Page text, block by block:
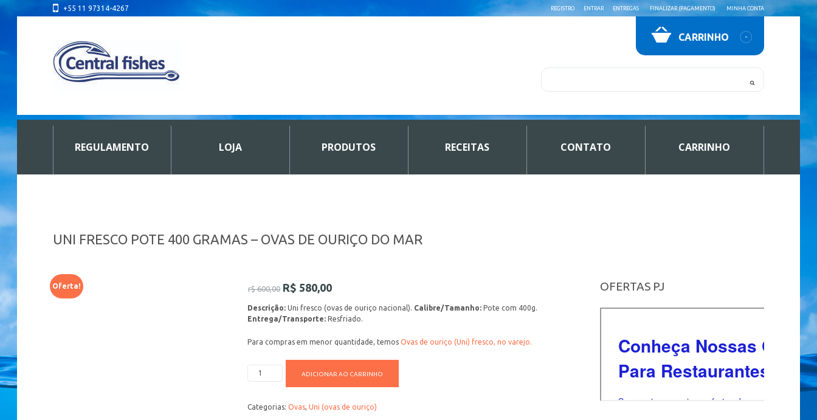
+55 11 97314-4267 REGISTRO ENTRAR ENTREGAS FINALIZAR (PAGAMENTO) MINHA CONTA
CARRINHO
REGULAMENTO LOJA PRODUTOS RECEITAS CONTATO CARRINHO
UNI FRESCO POTE 400 GRAMAS – OVAS DE OURIÇO DO MAR
Oferta! r$600,00 R$ 580,00
Descrição: Uni fresco (ovas de ouriço nacional). Calibre/Tamanho: Pote com 400g.
Entrega/Transporte: Resfriado.
Para compras em menor quantidade, temos Ovas de ouriço (Uni) fresco, no varejo.
ADICIONAR AO CARRINHO
Categorias: Ovas, Uni (ovas de ouriço)
OFERTAS PJ